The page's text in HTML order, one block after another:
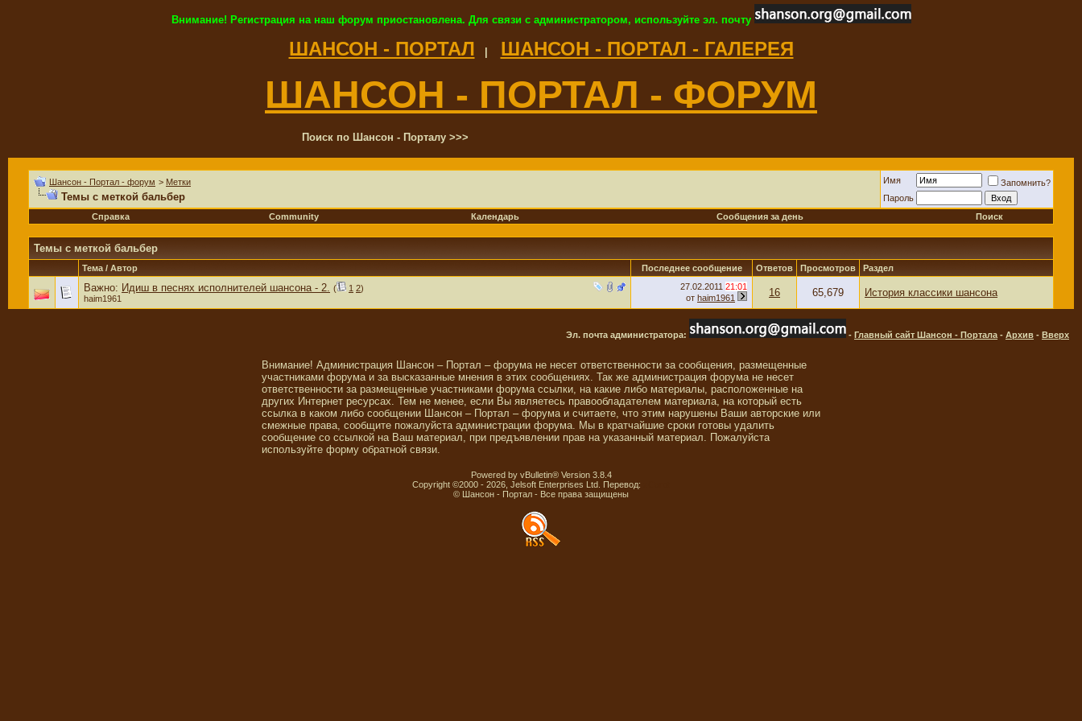
Внимание! Регистрация на наш форум приостановлена. Для связи с администратором, используйте эл. почту
ШАНСОН - ПОРТАЛ ШАНСОН - ПОРТАЛ - ГАЛЕРЕЯ
ШАНСОН - ПОРТАЛ - ФОРУМ
Поиск по Шансон - Порталу >>>
Шансон - Портал - форум > Метки
Темы с меткой бальбер
Имя
Запомнить?
Пароль
Справка
Community Календарь Сообщения за день Поиск
Темы с меткой бальбер
Тема / Автор Последнее сообщение Ответов Просмотров Раздел
Важно: Идиш в песнях исполнителей шансона - 2. ( 1 2)
haim1961
27.02.2011 21:01
от haim1961 16 65,679 История классики шансона
Эл. почта администратора: - Главный сайт Шансон - Портала - Архив - Вверх
Внимание! Администрация Шансон – Портал – форума не несет ответственности за сообщения, размещенные
участниками форума и за высказанные мнения в этих сообщениях. Так же администрация форума не несет
ответственности за размещенные участниками форума ссылки, на какие либо материалы, расположенные на
других Интернет ресурсах. Тем не менее, если Вы являетесь правообладателем материала, на который есть
ссылка в каком либо сообщении Шансон – Портал – форума и считаете, что этим нарушены Ваши авторские или
смежные права, сообщите пожалуйста администрации форума. Мы в кратчайшие сроки готовы удалить
сообщение со ссылкой на Ваш материал, при предъявлении прав на указанный материал. Пожалуйста
используйте форму обратной связи.
Powered by vBulletin® Version 3.8.4
Copyright ©2000 - 2026, Jelsoft Enterprises Ltd. Перевод:
© Шансон - Портал - Все права защищены